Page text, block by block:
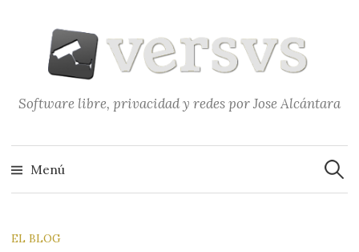
contenido
Software libre, privacidad y redes por Jose Alcántara
Menú
EL BLOG